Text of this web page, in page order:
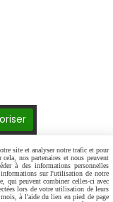
de vente
cookies
internet
site et analyser notre trafic et pour
nos partenaires et nous peuvent
à des informations personnelles
informations sur l'utilisation de notre
qui peuvent combiner celles-ci avec
lors de votre utilisation de leurs
à l'aide du lien en pied de page